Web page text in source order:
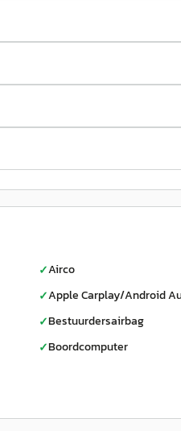
✓Airco
✓Apple Carplay/Android
✓Bestuurdersairbag
✓Boordcomputer